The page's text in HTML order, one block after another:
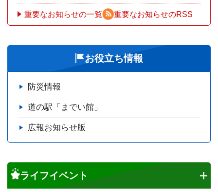
重要なお知らせの一覧 重要なお知らせのRSS
お役立ち情報
防災情報
道の駅「までい館」
広報お知らせ版
ライフイベント